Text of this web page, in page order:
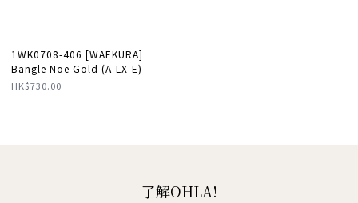
1WK0708-406 [WAEKURA]
Bangle Noe Gold (A-LX-E)
HK$730.00
了解OHLA!